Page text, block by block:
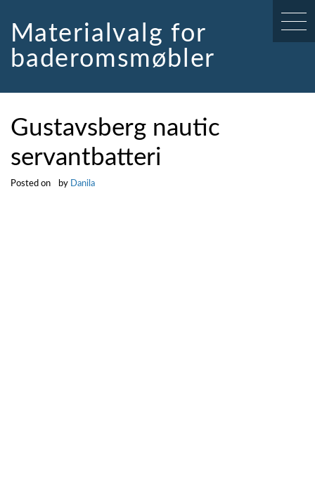
contentMaterialvalg for
baderomsmøbler
Gustavsberg nautic
servantbatteri
Posted on by Danila